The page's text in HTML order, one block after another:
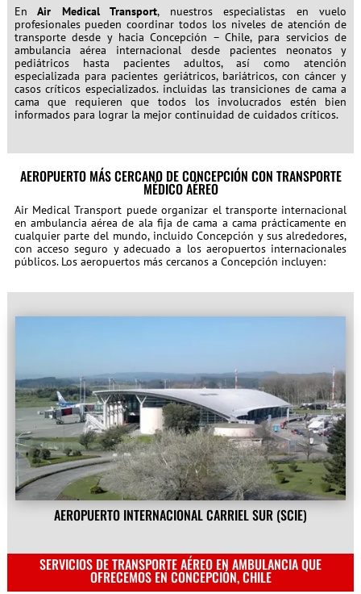
En Air Medical Transport, nuestros especialistas en vuelo
profesionales pueden coordinar todos los niveles de atención de
transporte desde y hacia Concepción – Chile, para servicios de
ambulancia aérea internacional desde pacientes neonatos y
pediátricos hasta pacientes adultos, así como atención
especializada para pacientes geriátricos, bariátricos, con cáncer y
casos críticos especializados. incluidas las transiciones de cama a
cama que requieren que todos los involucrados estén bien
informados para lograr la mejor continuidad de cuidados críticos.
AEROPUERTO MÁS CERCANO DE CONCEPCIÓN CON TRANSPORTE
MÉDICO AÉREO
Air Medical Transport puede organizar el transporte internacional
en ambulancia aérea de ala fija de cama a cama prácticamente en
cualquier parte del mundo, incluido Concepción y sus alrededores,
con acceso seguro y adecuado a los aeropuertos internacionales
públicos. Los aeropuertos más cercanos a Concepción incluyen:
AEROPUERTO INTERNACIONAL CARRIEL SUR (SCIE)
SERVICIOS DE TRANSPORTE AÉREO EN AMBULANCIA QUE
OFRECEMOS EN CONCEPCIÓN, CHILE